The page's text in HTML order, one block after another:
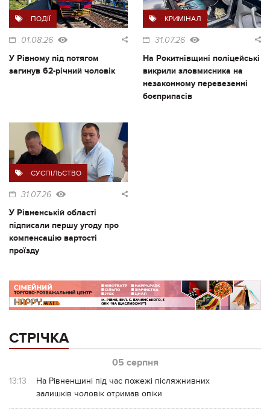
ПОДІЇ
01.08.26
У Рівному під потягом
загинув 62-річний чоловік
КРИМІНАЛ
31.07.26
На Рокитнівщині поліцейські
викрили зловмисника на
незаконному перевезенні
боєприпасів
СУСПІЛЬСТВО
31.07.26
У Рівненській області
підписали першу угоду про
компенсацію вартості
проїзду
СТРІЧКА
05 серпня
13:13
На Рівненщині під час пожежі післяжнивних
залишків чоловік отримав опіки